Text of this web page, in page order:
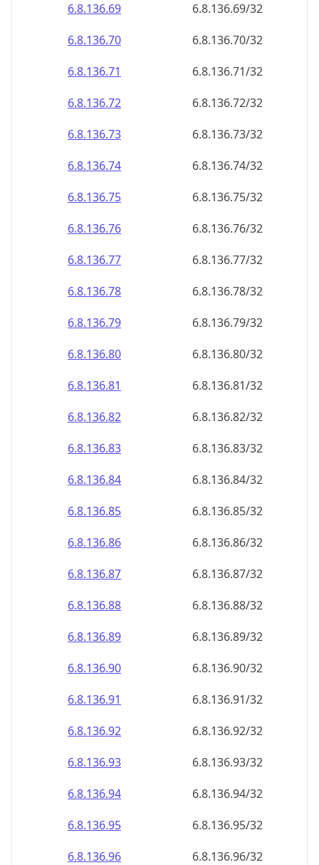
6.8.136.69
6.8.136.69/32
6.8.136.70
6.8.136.70/32
6.8.136.71
6.8.136.71/32
6.8.136.72
6.8.136.72/32
6.8.136.73
6.8.136.73/32
6.8.136.74
6.8.136.74/32
6.8.136.75
6.8.136.75/32
6.8.136.76
6.8.136.76/32
6.8.136.77
6.8.136.77/32
6.8.136.78
6.8.136.78/32
6.8.136.79
6.8.136.79/32
6.8.136.80
6.8.136.80/32
6.8.136.81
6.8.136.81/32
6.8.136.82
6.8.136.82/32
6.8.136.83
6.8.136.83/32
6.8.136.84
6.8.136.84/32
6.8.136.85
6.8.136.85/32
6.8.136.86
6.8.136.86/32
6.8.136.87
6.8.136.87/32
6.8.136.88
6.8.136.88/32
6.8.136.89
6.8.136.89/32
6.8.136.90
6.8.136.90/32
6.8.136.91
6.8.136.91/32
6.8.136.92
6.8.136.92/32
6.8.136.93
6.8.136.93/32
6.8.136.94
6.8.136.94/32
6.8.136.95
6.8.136.95/32
6.8.136.96
6.8.136.96/32